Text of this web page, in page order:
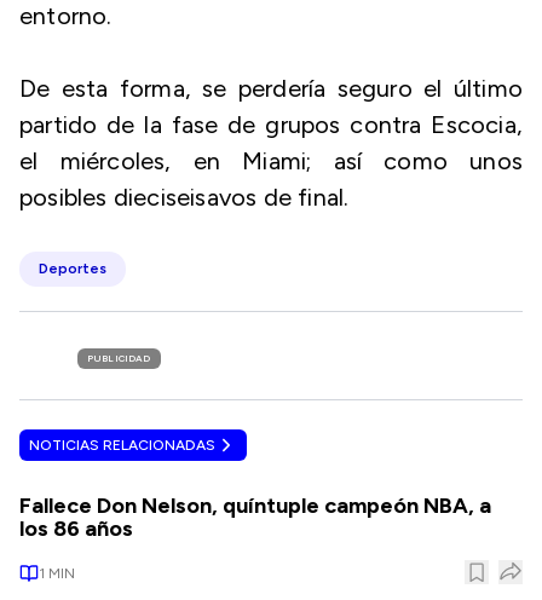
entorno.
De esta forma, se perdería seguro el último
partido de la fase de grupos contra Escocia,
el miércoles, en Miami; así como unos
posibles dieciseisavos de final.
Deportes
PUBLICIDAD
NOTICIAS RELACIONADAS
Fallece Don Nelson, quíntuple campeón NBA, a
los 86 años
1 MIN